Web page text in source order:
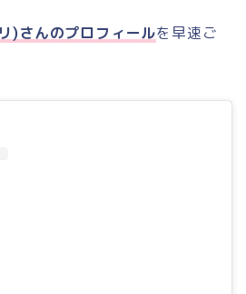
)さんのプロフィールを早速ご